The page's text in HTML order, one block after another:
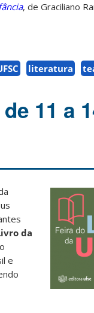
, de Graciliano
literatura
11 a
da
e